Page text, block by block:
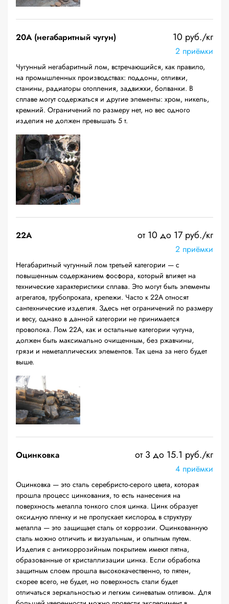
20A (негабаритный чугун) 10 руб./кг
2 приёмки
Чугунный негабаритный лом, встречающийся, как правило,
на промышленных производствах: поддоны, отливки,
станины, радиаторы отопления, задвижки, болванки. В
сплаве могут содержаться и другие элементы: хром, никель,
кремний. Ограничений по размеру нет, но вес одного
изделия не должен превышать 5 т.
22A от 10 до 17 руб./кг
2 приёмки
Негабаритный чугунный лом третьей категории — с
повышенным содержанием фосфора, который влияет на
технические характеристики сплава. Это могут быть элементы
агрегатов, трубопроката, крепежи. Часто к 22А относят
сантехнические изделия. Здесь нет ограничений по размеру
и весу, однако в данной категории не принимается
проволока. Лом 22А, как и остальные категории чугуна,
должен быть максимально очищенным, без ржавчины,
грязи и неметаллических элементов. Так цена за него будет
выше.
Оцинковка от 3 до 15.1 руб./кг
4 приёмки
Оцинковка — это сталь серебристо-серого цвета, которая
прошла процесс цинкования, то есть нанесения на
поверхность металла тонкого слоя цинка. Цинк образует
оксидную пленку и не пропускает кислород в структуру
металла — это защищает сталь от коррозии. Оцинкованную
сталь можно отличить и визуальным, и опытным путем.
Изделия с антикоррозийным покрытием имеют пятна,
образованные от кристаллизации цинка. Если обработка
защитным слоем прошла высококачественно, то пятен,
скорее всего, не будет, но поверхность стали будет
отличаться зеркальностью и легким синеватым отливом. Для